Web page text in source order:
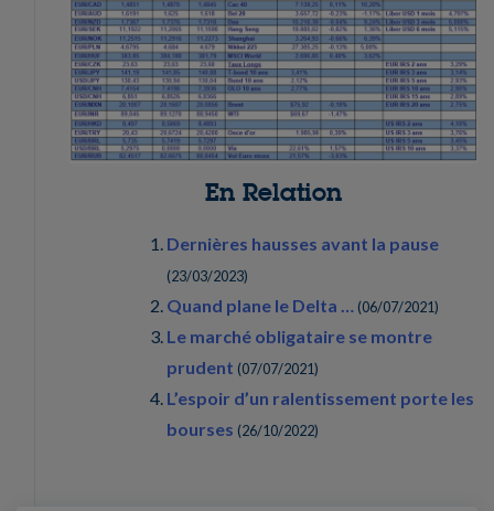
En Relation
Dernières hausses avant la pause
(23/03/2023)
Quand plane le Delta … (06/07/2021)
Le marché obligataire se montre
prudent (07/07/2021)
L’espoir d’un ralentissement porte les
bourses (26/10/2022)